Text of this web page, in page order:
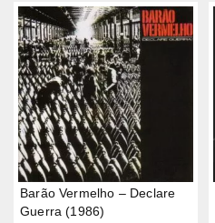
Barão Vermelho – Declare
Guerra (1986)